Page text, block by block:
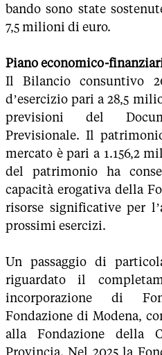
bando sono state
7,5 milioni di euro.
Piano economico-
Il Bilancio consuntivo
d’esercizio pari a 28,5
previsioni del
Previsionale. Il
mercato è pari a 1.156,2
del patrimonio ha
capacità erogativa della
risorse significative per
prossimi esercizi.
Un passaggio di
riguardato il
incorporazione di
Fondazione di Modena,
alla Fondazione della
Provincia. Nel 2025 la